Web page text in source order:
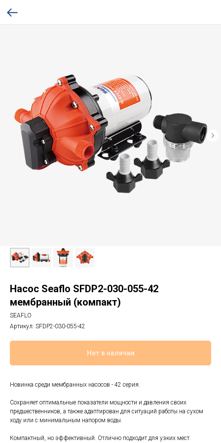
Насос Seaflo SFDP2-030-055-42
мембранный (компакт)
SEAFLO
Артикул: SFDP2-030-055-42
Нет в наличии
Новинка среди мембранных насосов - 42 серия.
Сохраняет оптимальные показатели мощности и давления своих
предшественников, а также адаптирован для ситуаций работы на сухом
ходу или с минимальным напором воды.
Компактный, но эффективный. Отлично подходит для узких мест.